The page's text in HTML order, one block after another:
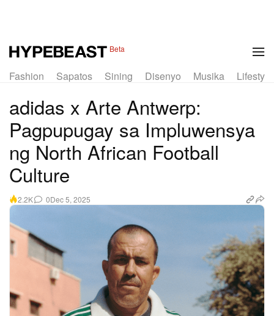
Beta
Fashion Sapatos Sining Disenyo Musika Lifestyle
adidas x Arte Antwerp:
Pagpupugay sa Impluwensya
ng North African Football
Culture
2.2K 0Dec 5, 2025